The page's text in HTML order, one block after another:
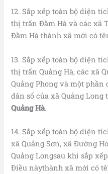
12. Sắp xếp toàn bộ diện
thị trấn Đầm Hà và các xã
Đầm Hà thành xã mới có
13. Sắp xếp toàn bộ diện
thị trấn Quảng Hà, các xã
Quảng Phong và một
dân số của xã Quảng
Quảng Hà.
14. Sắp xếp toàn bộ diện
xã Quảng Sơn, xã Đường
Quảng Longsau khi sắp
Điều nàythành xã mới có